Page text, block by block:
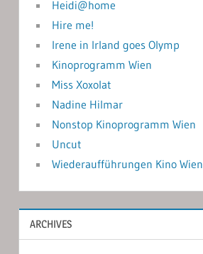
Heidi@home
Hire me!
Irene in Irland goes Olymp
Kinoprogramm Wien
Miss Xoxolat
Nadine Hilmar
Nonstop Kinoprogramm Wien
Uncut
Wiederaufführungen Kino Wien
ARCHIVES